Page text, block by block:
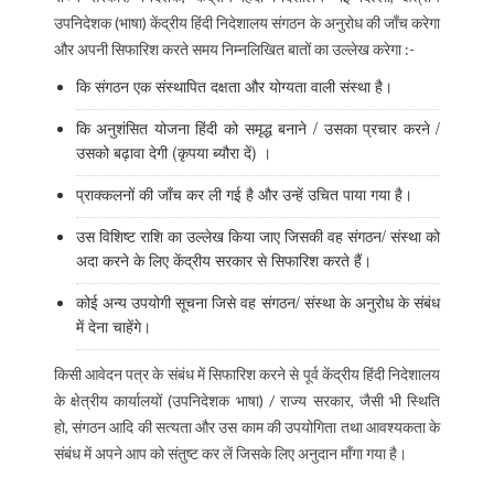
उपनिदेशक (भाषा) केंद्रीय हिंदी निदेशालय संगठन के अनुरोध की जाँच करेगा
और अपनी सिफारिश करते समय निम्‍नलिखित बातों का उल्लेख करेगा :-
कि संगठन एक संस्थापित दक्षता और योग्यता वाली संस्था है।
कि अनुशंसित योजना हिंदी को समृद्ध बनाने / उसका प्रचार करने /
उसको बढ़ावा देगी (कृपया ब्यौरा दें) ।
प्राक्कलनों की जाँच कर ली गई है और उन्हें उचित पाया गया है।
उस विशिष्ट राशि का उल्लेख किया जाए जिसकी वह संगठन/ संस्था को
अदा करने के लिए केंद्रीय सरकार से सिफारिश करते हैं।
कोई अन्य उपयोगी सूचना जिसे वह संगठन/ संस्था के अनुरोध के संबंध
में देना चाहेंगे।
किसी आवेदन पत्र के संबंध में सिफारिश करने से पूर्व केंद्रीय हिंदी निदेशालय
के क्षेत्रीय कार्यालयों (उपनिदेशक भाषा) / राज्य सरकार, जैसी भी स्थिति
हो, संगठन आदि की सत्यता और उस काम की उपयोगिता तथा आवश्यकता के
संबंध में अपने आप को संतुष्ट कर लें जिसके लिए अनुदान माँगा गया है।